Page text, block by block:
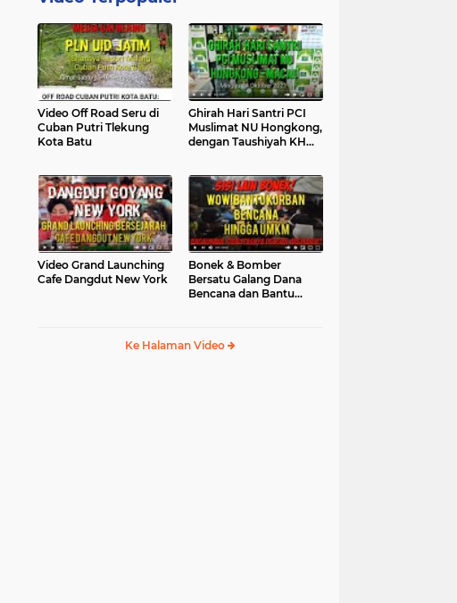
Video Off Road Seru di
Cuban Putri Tlekung
Kota Batu
Ghirah Hari Santri PCI
Muslimat NU Hongkong,
dengan Taushiyah KH
Video Grand Launching
Cafe Dangdut New York
Bonek & Bomber
Bersatu Galang Dana
Bencana dan Bantu
Ke Halaman Video